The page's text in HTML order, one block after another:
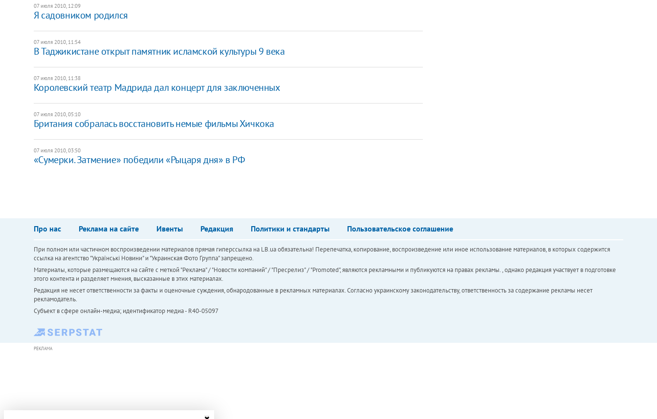
07 июля 2010, 12:09
Я садовником родился
07 июля 2010, 11:54
В Таджикистане открыт памятник исламской культуры 9 века
07 июля 2010, 11:38
Королевский театр Мадрида дал концерт для заключенных
07 июля 2010, 05:10
Британия собралась восстановить немые фильмы Хичкока
07 июля 2010, 03:50
«Сумерки. Затмение» победили «Рыцаря дня» в РФ
Про нас Реклама на сайте Ивенты Редакция Политики и стандарты Пользовательское соглашение
При полном или частичном воспроизведении материалов прямая гиперссылка на LB.ua обязательна! Перепечатка, копирование, воспроизведение или иное использование материалов, в которых содержится
ссылка на агентство "Українськi Новини" и "Украинская Фото Группа" запрещено.
Материалы, которые размещаются на сайте с меткой "Реклама" / "Новости компаний" / "Пресрелиз" / "Promoted", являются рекламными и публикуются на правах рекламы. , однако редакция участвует в подготовке
этого контента и разделяет мнения, высказанные в этих материалах.
Редакция не несет ответственности за факты и оценочные суждения, обнародованные в рекламных материалах. Согласно украинскому законодательству, ответственность за содержание рекламы несет
рекламодатель.
Субъект в сфере онлайн-медиа; идентификатор медиа - R40-05097
РЕКЛАМА